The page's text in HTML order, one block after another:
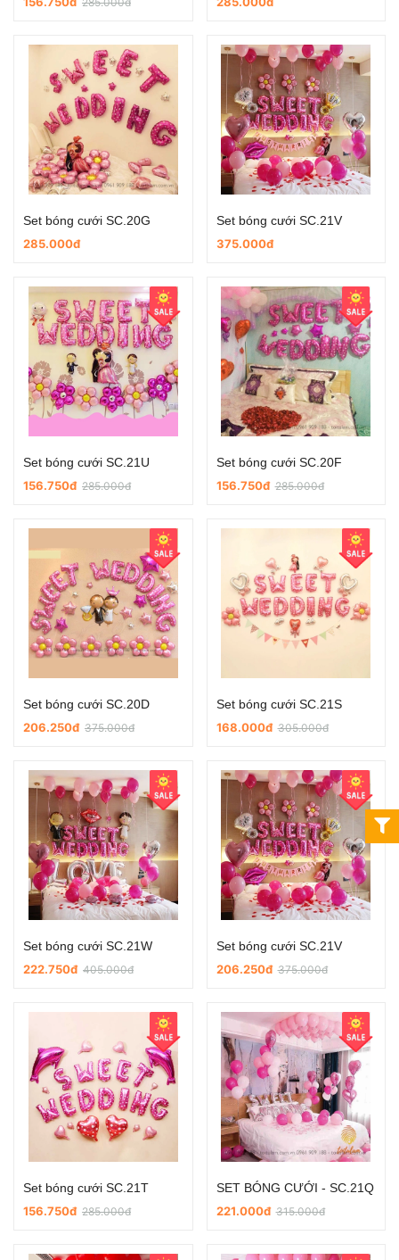
Set bóng cưới SC.20G
285.000đ
Set bóng cưới SC.21V
375.000đ
Set bóng cưới SC.21U
156.750đ 285.000đ
Set bóng cưới SC.20F
156.750đ285.000đ
Set bóng cưới SC.20D
206.250đ 375.000đ
Set bóng cưới SC.21S
168.000đ305.000đ
Set bóng cưới SC.21W
222.750đ 405.000đ
Set bóng cưới SC.21V
206.250đ375.000đ
Set bóng cưới SC.21T
156.750đ 285.000đ
SET BÓNG CƯỚI - SC.21Q
221.000đ315.000đ